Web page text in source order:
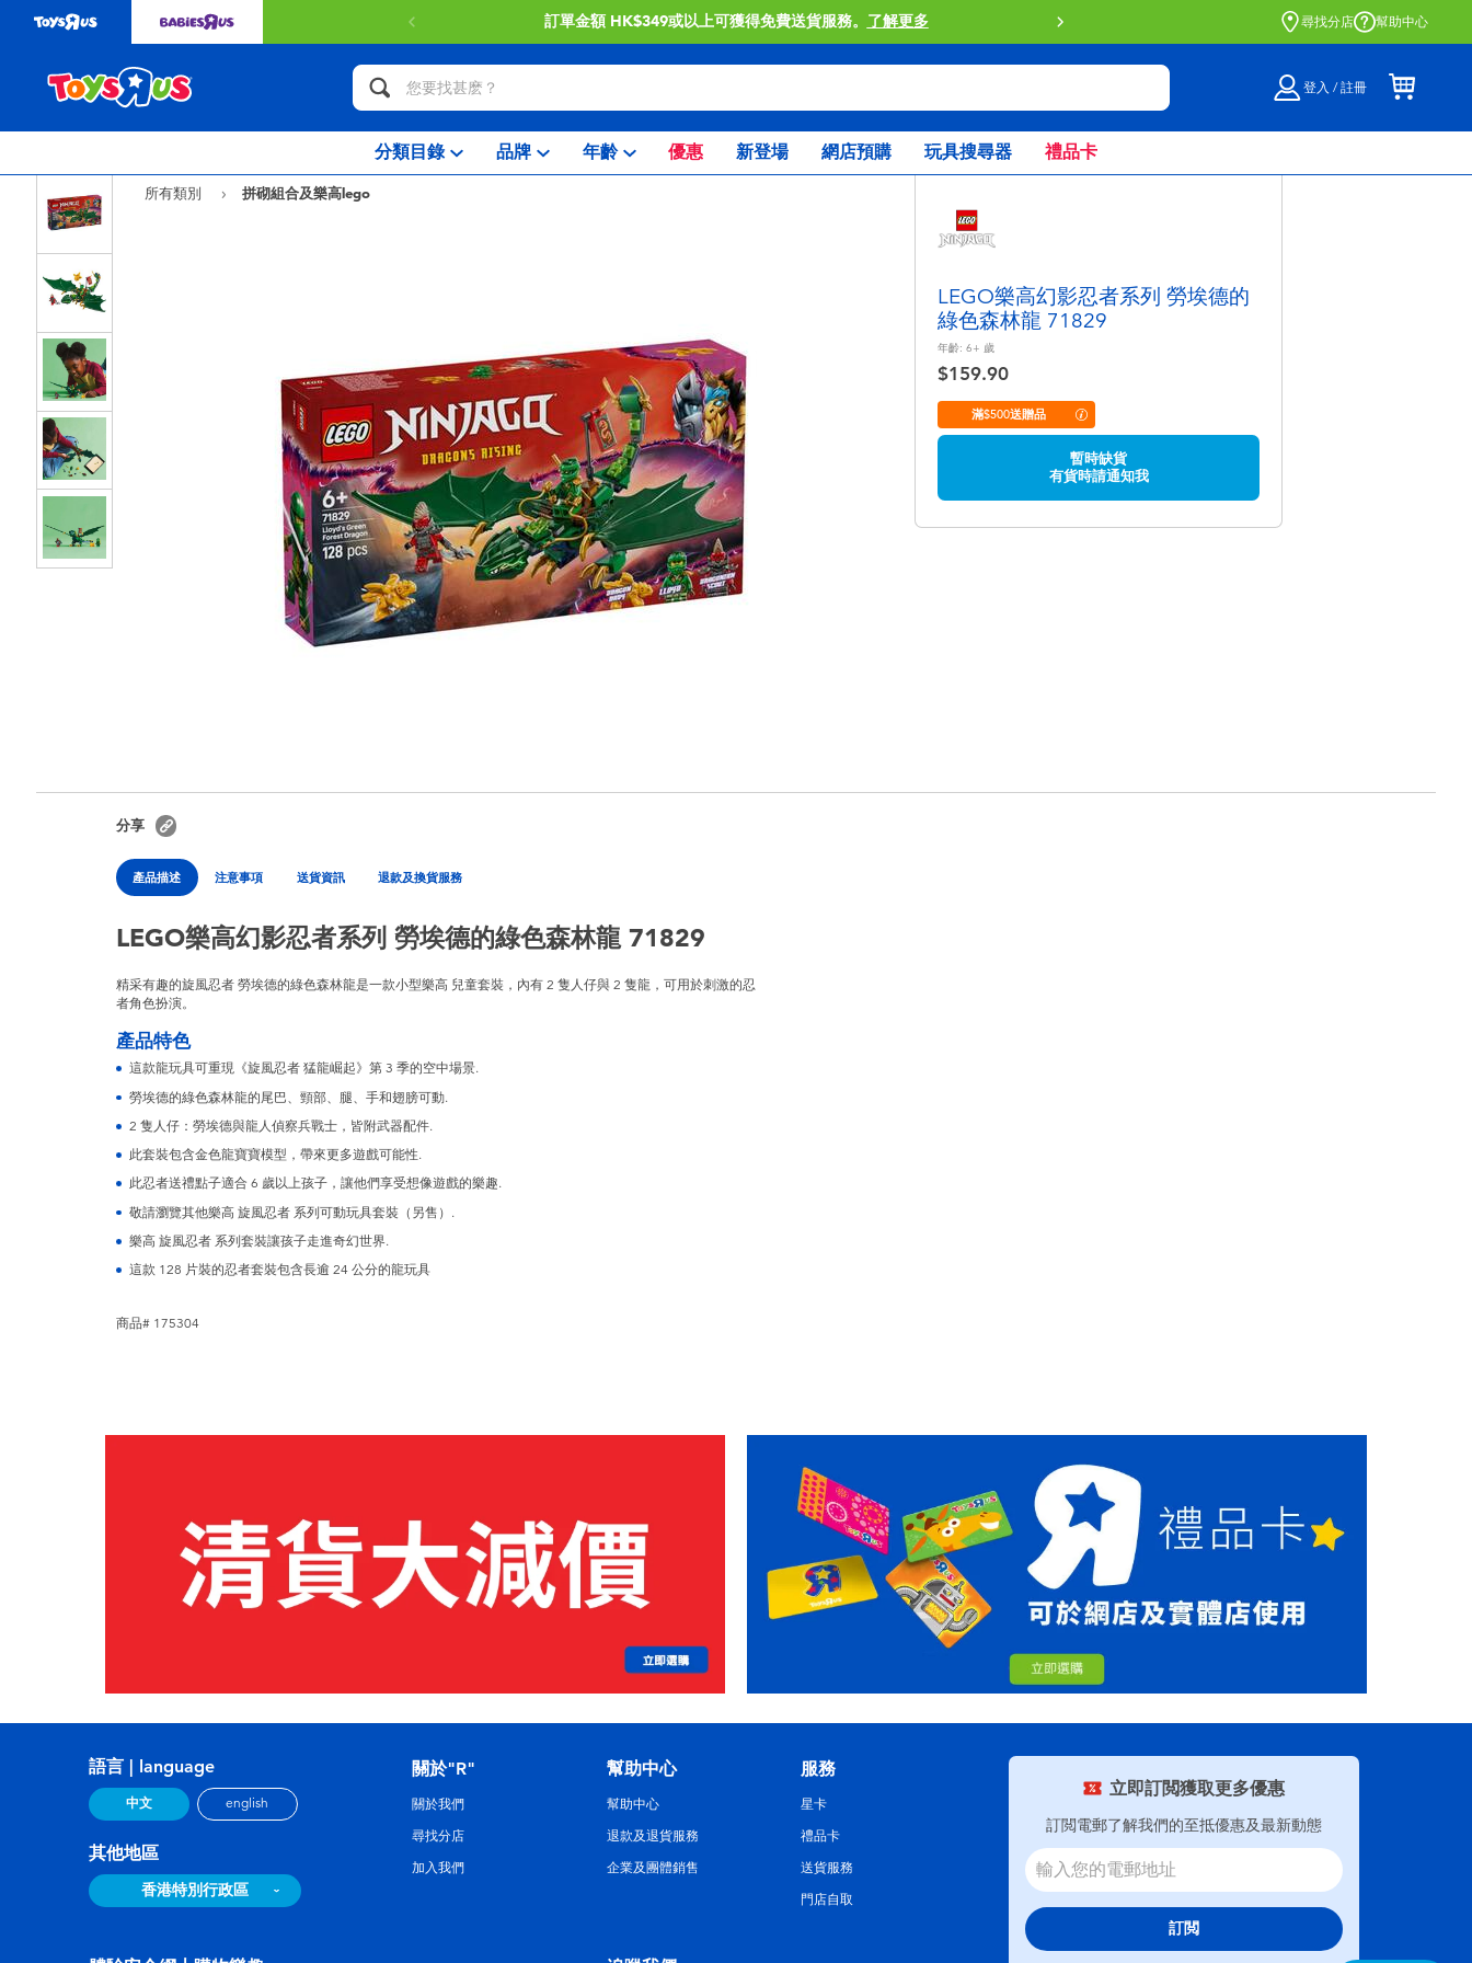
訂單金額 HK$349或以上可獲得免費送貨服務。 了解更多 門店自取服務 網上購買並在店內
尋找分店 幫助中心
登入 / 註冊
分類目錄 品牌 年齡 優惠 新登場 網店預購 玩具搜尋器 禮品卡
所有類別 拼砌組合及樂高lego
LEGO樂高幻影忍者系列 勞埃德的
綠色森林龍 71829
年齡: 6+ 歲
$159.90
滿$500送贈品
暫時缺貨
有貨時請通知我
分享
產品描述 注意事項 送貨資訊 退款及換貨服務
LEGO樂高幻影忍者系列 勞埃德的綠色森林龍 71829
精采有趣的旋風忍者 勞埃德的綠色森林龍是一款小型樂高 兒童套裝，內有 2 隻人仔與 2 隻龍，可用於刺激的忍
者角色扮演。
產品特色
這款龍玩具可重現《旋風忍者 猛龍崛起》第 3 季的空中場景.
勞埃德的綠色森林龍的尾巴、頸部、腿、手和翅膀可動.
2 隻人仔：勞埃德與龍人偵察兵戰士，皆附武器配件.
此套裝包含金色龍寶寶模型，帶來更多遊戲可能性.
此忍者送禮點子適合 6 歲以上孩子，讓他們享受想像遊戲的樂趣.
敬請瀏覽其他樂高 旋風忍者 系列可動玩具套裝（另售）.
樂高 旋風忍者 系列套裝讓孩子走進奇幻世界.
這款 128 片裝的忍者套裝包含長逾 24 公分的龍玩具
商品# 175304
立即訂閲獲取更多優惠
訂閲電郵了解我們的至抵優惠及最新動態
訂閲
語言 | language
中文 english
其他地區
香港特別行政區
關於"R"
關於我們
尋找分店
加入我們
幫助中心
幫助中心
退款及退貨服務
企業及團體銷售
服務
星卡
禮品卡
送貨服務
門店自取